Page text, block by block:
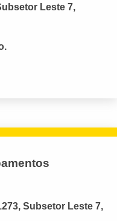
Leste 7,
Subsetor Leste 7,